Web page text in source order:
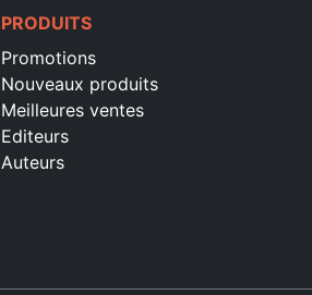
PRODUITS
Promotions
Nouveaux produits
Meilleures ventes
Editeurs
Auteurs